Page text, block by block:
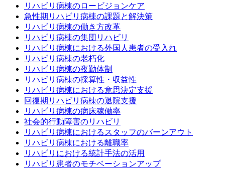
リハビリ病棟のロービジョンケア
急性期リハビリ病棟の課題と解決策
リハビリ病棟の働き方改革
リハビリ病棟の集団リハビリ
リハビリ病棟における外国人患者の受入れ
リハビリ病棟の老朽化
リハビリ病棟の夜勤体制
リハビリ病棟の採算性・収益性
リハビリ病棟における意思決定支援
回復期リハビリ病棟の退院支援
リハビリ病棟の病床稼働率
社会的行動障害のリハビリ
リハビリ病棟におけるスタッフのバーンアウト
リハビリ病棟における離職率
リハビリにおける統計手法の活用
リハビリ患者のモチベーションアップ